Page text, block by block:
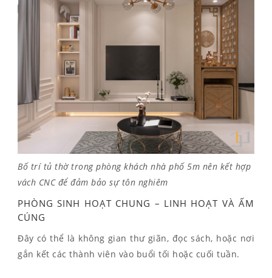
Bố trí tủ thờ trong phòng khách nhà phố 5m nên kết hợp
vách CNC để đảm bảo sự tôn nghiêm
PHÒNG SINH HOẠT CHUNG – LINH HOẠT VÀ ẤM
CÚNG
Đây có thể là không gian thư giãn, đọc sách, hoặc nơi
gắn kết các thành viên vào buổi tối hoặc cuối tuần.